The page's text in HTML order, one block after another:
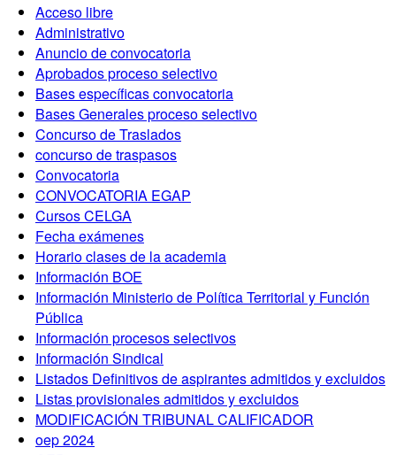
Acceso libre
Administrativo
Anuncio de convocatoria
Aprobados proceso selectivo
Bases específicas convocatoria
Bases Generales proceso selectivo
Concurso de Traslados
concurso de traspasos
Convocatoria
CONVOCATORIA EGAP
Cursos CELGA
Fecha exámenes
Horario clases de la academia
Información BOE
Información Ministerio de Política Territorial y Función
Pública
Información procesos selectivos
Información Sindical
Listados Definitivos de aspirantes admitidos y excluidos
Listas provisionales admitidos y excluidos
MODIFICACIÓN TRIBUNAL CALIFICADOR
oep 2024